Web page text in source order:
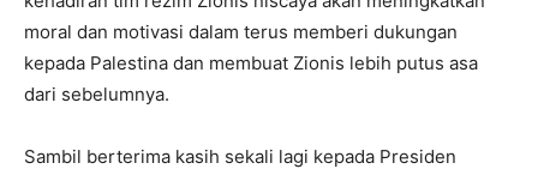
moral dan motivasi dalam terus memberi dukungan
kepada Palestina dan membuat Zionis lebih putus asa
dari sebelumnya.
Sambil berterima kasih sekali lagi kepada Presiden